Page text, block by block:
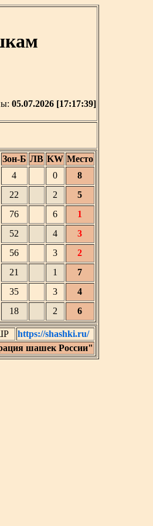
05.07.2026 [17:17:39]
Зон-Б ЛВ KW Место
4 0
8
22 2
5
76 6
1
52 4
3
56 3
2
21 1
7
35 3
4
18 2 6
https://shashki.ru/
шашек России"